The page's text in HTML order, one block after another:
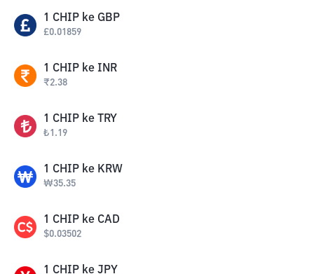
1 CHIP ke GBP
£0.01859
1 CHIP ke INR
₹2.38
1 CHIP ke TRY
₺1.19
1 CHIP ke KRW
₩35.35
1 CHIP ke CAD
$0.03502
1 CHIP ke JPY